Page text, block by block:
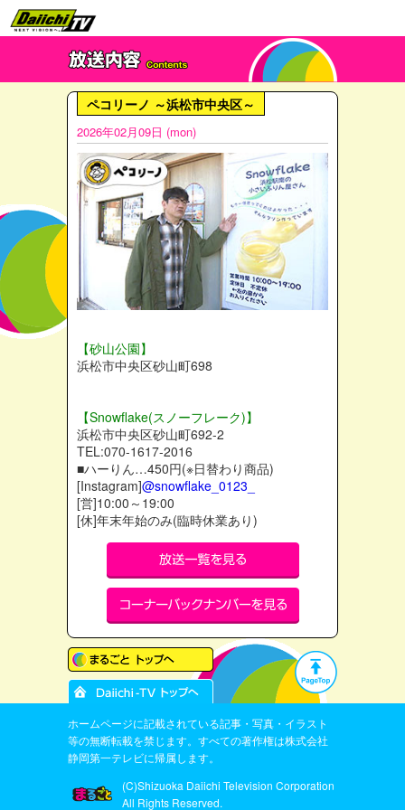
ペコリーノ ～浜松市中央区～
2026年02月09日 (mon)
【砂山公園】
浜松市中央区砂山町698
【Snowflake(スノーフレーク)】
浜松市中央区砂山町692-2
TEL:070-1617-2016
■ハーりん…450円(※日替わり商品)
[Instagram]@snowflake_0123_
[営]10:00～19:00
[休]年末年始のみ(臨時休業あり)
ホームページに記載されている記事・写真・イラスト
等の無断転載を禁じます。すべての著作権は株式会社
静岡第一テレビに帰属します。
(C)Shizuoka Daiichi Television Corporation
All Rights Reserved.